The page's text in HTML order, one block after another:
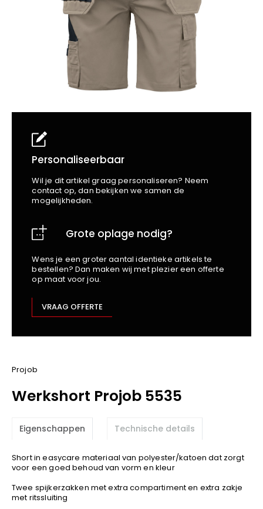
School
Business WellnessKapper
Bata
Beechfield
Blakläder
Claude
Craft
CrossHatch
Edge Safety
Harvest
Heckel
Hydrowear
Jassz
Kariban
M-Safe
OXXA
Premier
Promodoro
Safety Jogger
Sioen
Spiro
Stanley/Stella
Personaliseerbaar
Wil je dit artikel graag personaliseren? Neem
contact op, dan bekijken we samen de
mogelijkheden.
Grote oplage nodig?
Wens je een groter aantal identieke artikels te
bestellen? Dan maken wij met plezier een offerte
op maat voor jou.
VRAAG OFFERTE
Projob
Werkshort Projob 5535
Eigenschappen Technische details
Short in easycare materiaal van polyester/katoen dat zorgt
voor een goed behoud van vorm en kleur
Twee spijkerzakken met extra compartiment en extra zakje
met ritssluiting